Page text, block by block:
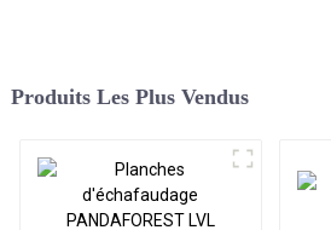
Produits Les Plus Vendus